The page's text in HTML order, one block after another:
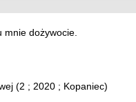
mnie dożywocie.
(2 ; 2020 ; Kopaniec)